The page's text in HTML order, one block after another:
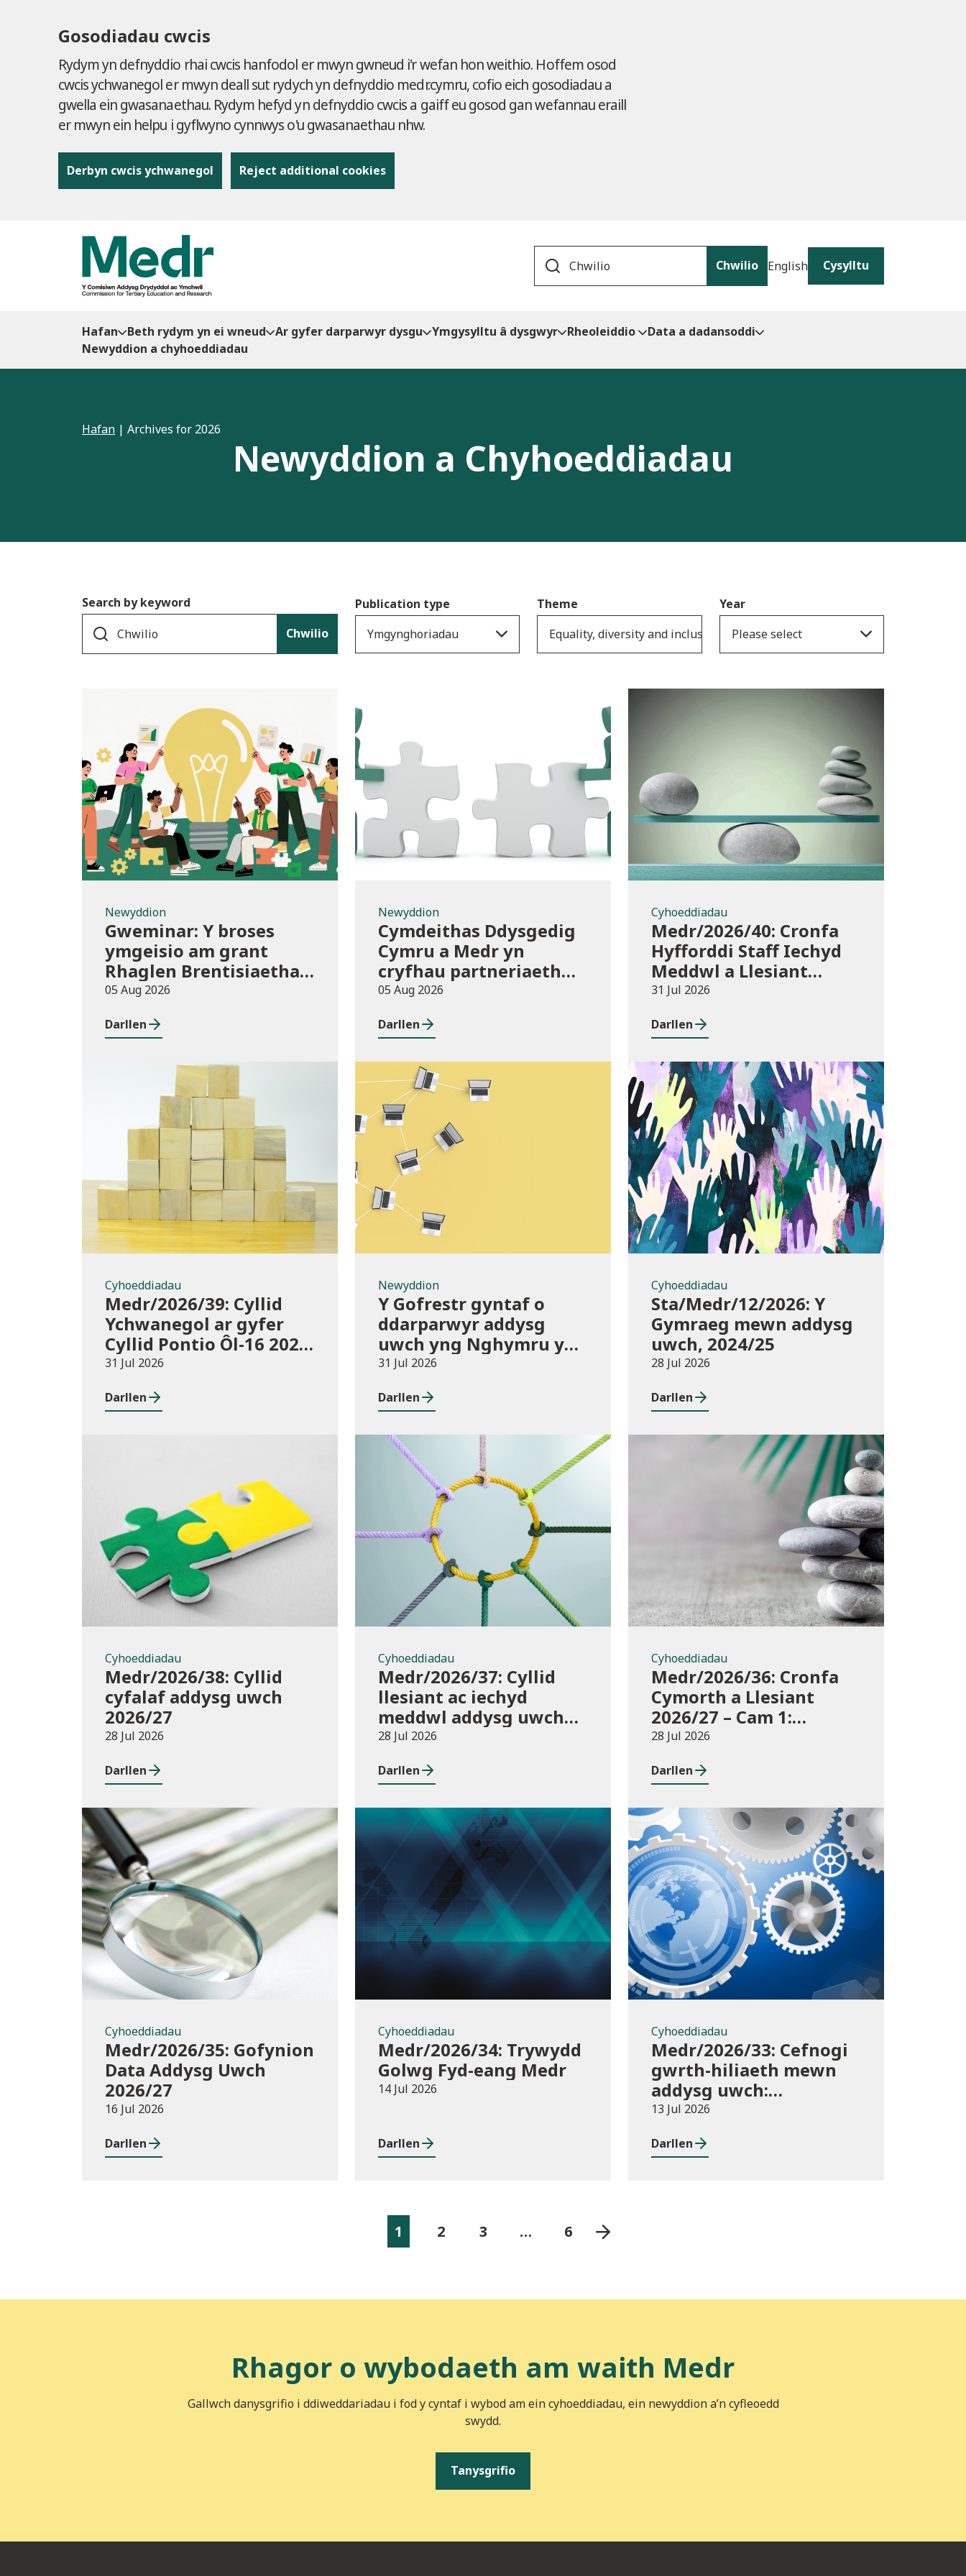
Gosodiadau cwcis
Rydym yn defnyddio rhai cwcis hanfodol er mwyn gwneud i'r wefan hon weithio. Hoffem osod
cwcis ychwanegol er mwyn deall sut rydych yn defnyddio medr.cymru, cofio eich gosodiadau a
gwella ein gwasanaethau. Rydym hefyd yn defnyddio cwcis a gaiff eu gosod gan wefannau eraill
er mwyn ein helpu i gyflwyno cynnwys o'u gwasanaethau nhw.
Derbyn cwcis ychwanegol Reject additional cookies
Chwilio English Cysylltu
Hafan Beth rydym yn ei wneud Ar gyfer darparwyr dysgu Ymgysylltu â dysgwyr Rheoleiddio
Data a dadansoddi
Newyddion a chyhoeddiadau
Hafan | Archives for 2026
Newyddion a Chyhoeddiadau
Search by keyword
Chwilio
Publication type
Ymgynghoriadau
Theme
Equality, diversity and inclusion
Year
Please select
Newyddion
Newyddion
Gweminar: Y broses
ymgeisio am grant
Rhaglen Brentisiaethau
Cymru newydd
05 Aug 2026
Darllen
Newyddion
Newyddion
Cymdeithas Ddysgedig
Cymru a Medr yn
cryfhau partneriaeth
hirdymor
05 Aug 2026
Darllen
Cyhoeddiadau
Cyhoeddiadau
Medr/2026/40: Cronfa
Hyfforddi Staff Iechyd
Meddwl a Llesiant
Dysgu Oedolion yn y
31 Jul 2026
Darllen
Cyhoeddiadau
Cyhoeddiadau
Medr/2026/39: Cyllid
Ychwanegol ar gyfer
Cyllid Pontio Ôl-16 2026-
27
31 Jul 2026
Darllen
Newyddion
Newyddion
Y Gofrestr gyntaf o
ddarparwyr addysg
uwch yng Nghymru yn
dod i rym
31 Jul 2026
Darllen
Cyhoeddiadau
Cyhoeddiadau
Sta/Medr/12/2026: Y
Gymraeg mewn addysg
uwch, 2024/25
28 Jul 2026
Darllen
Cyhoeddiadau
Cyhoeddiadau
Medr/2026/38: Cyllid
cyfalaf addysg uwch
2026/27
28 Jul 2026
Darllen
Cyhoeddiadau
Cyhoeddiadau
Medr/2026/37: Cyllid
llesiant ac iechyd
meddwl addysg uwch
2026/27
28 Jul 2026
Darllen
Cyhoeddiadau
Cyhoeddiadau
Medr/2026/36: Cronfa
Cymorth a Llesiant
2026/27 – Cam 1:
sefydliadau addysg
28 Jul 2026
Darllen
Cyhoeddiadau
Cyhoeddiadau
Medr/2026/35: Gofynion
Data Addysg Uwch
2026/27
16 Jul 2026
Darllen
Cyhoeddiadau
Cyhoeddiadau
Medr/2026/34: Trywydd
Golwg Fyd-eang Medr
14 Jul 2026
Darllen
Cyhoeddiadau
Cyhoeddiadau
Medr/2026/33: Cefnogi
gwrth-hiliaeth mewn
addysg uwch:
canllawiau a
13 Jul 2026
Darllen
1 2 3 … 6
Rhagor o wybodaeth am waith Medr
Gallwch danysgrifio i ddiweddariadau i fod y cyntaf i wybod am ein cyhoeddiadau, ein newyddion a’n cyfleoedd
swydd.
Tanysgrifio